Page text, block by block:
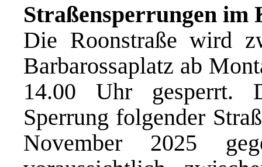
Straßensperrungen
Die Roonstraße wird
Barbarossaplatz ab
14.00 Uhr gesperrt.
Sperrung folgender
November 2025